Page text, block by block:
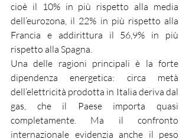
cioè il 10% in più rispetto alla media
dell’eurozona, il 22% in più rispetto alla
Francia e addirittura il 56,9% in più
rispetto alla Spagna.
Una delle ragioni principali è la forte
dipendenza energetica: circa metà
dell’elettricità prodotta in Italia deriva dal
gas, che il Paese importa quasi
completamente. Ma il confronto
internazionale evidenzia anche il peso